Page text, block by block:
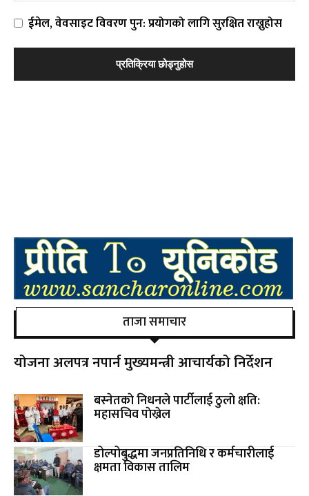
ईमेल, वेवसाइट विवरण पुन: प्रयोगको लागि सुरक्षित राख्नुहोस
ताजा समाचार
योजना अलपत्र नपार्न मुख्यमन्त्री आचार्यको निर्देशन
बस्नेतकाे निधनले पार्टीलाई ठुलाे क्षति:
महासचिव पाेख्रेल
डोल्पोबुद्धमा जनप्रतिनिधि र कर्मचारीलाई
क्षमता विकास तालिम